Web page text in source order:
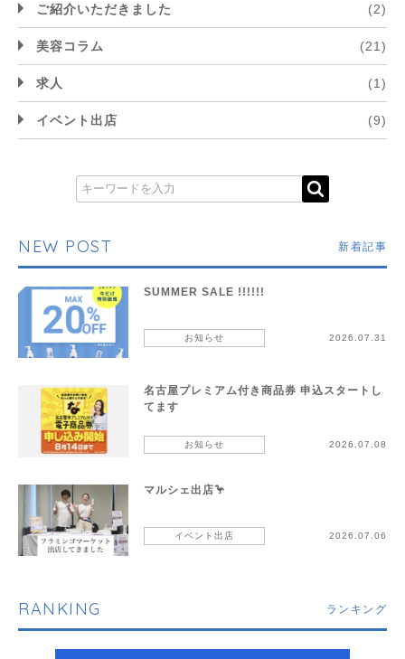
ご紹介いただきました (2)
美容コラム (21)
求人 (1)
イベント出店 (9)
NEW POST 新着記事
SUMMER SALE !!!!!!
お知らせ 2026.07.31
名古屋プレミアム付き商品券 申込スタートし
てます
お知らせ 2026.07.08
マルシェ出店🦩
イベント出店 2026.07.06
RANKING ランキング